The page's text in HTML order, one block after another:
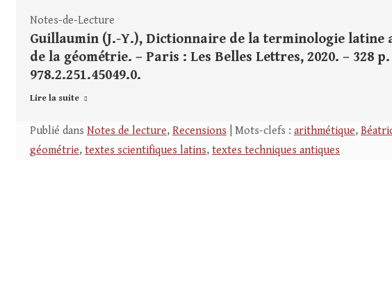
Notes-de-Lecture
Guillaumin (J.-Y.), Dictionnaire de la terminologie latine
de la géométrie. – Paris : Les Belles Lettres, 2020. – 328
978.2.251.45049.0.
Lire la suite
Publié dans Notes de lecture, Recensions | Mots-clefs : arithmétique,
géométrie, textes scientifiques latins, textes techniques antiques